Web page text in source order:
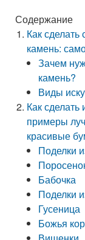
Содержание
Как
камень:
Зачем
камень?
Виды
Как сделать
примеры
красивые
Поделки
Бабочка
Поделки
Гусеница
Божья